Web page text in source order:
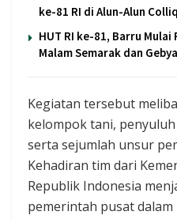
ke-81 RI di Alun-Alun
HUT RI ke-81, Barru
Malam Semarak dan
Kegiatan tersebut
kelompok tani,
serta sejumlah unsur
Kehadiran tim dari
Republik Indonesia
pemerintah pusat